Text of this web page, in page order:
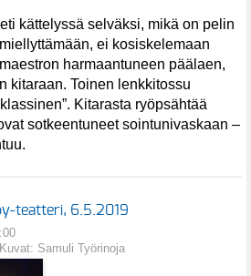
kättelyssä selväksi, mikä on pelin
ei kosiskelemaan
harmaantuneen päälaen,
kitaraan. Toinen lenkkitossu
Kitarasta ryöpsähtää
sotkeentuneet sointunivaskaan –
teatteri, 6.5.2019
Samuli Työrinoja